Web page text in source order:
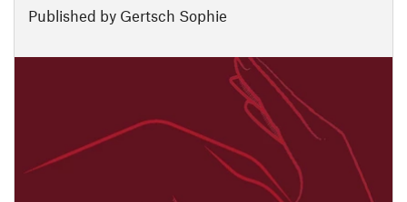
Published by Gertsch Sophie